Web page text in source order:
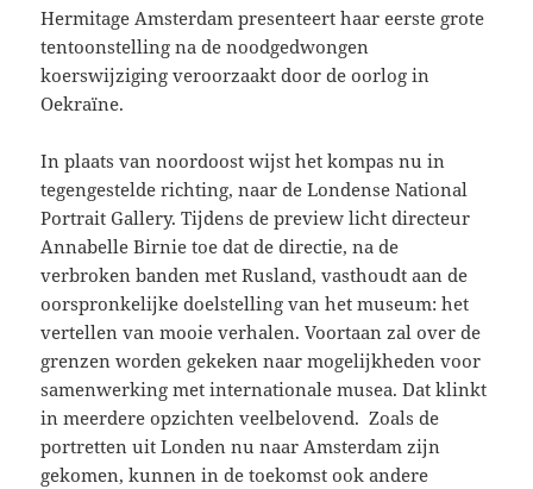
Hermitage Amsterdam presenteert haar eerste grote
tentoonstelling na de noodgedwongen
koerswijziging veroorzaakt door de oorlog in
Oekraïne.
In plaats van noordoost wijst het kompas nu in
tegengestelde richting, naar de Londense National
Portrait Gallery. Tijdens de preview licht directeur
Annabelle Birnie toe dat de directie, na de
verbroken banden met Rusland, vasthoudt aan de
oorspronkelijke doelstelling van het museum: het
vertellen van mooie verhalen. Voortaan zal over de
grenzen worden gekeken naar mogelijkheden voor
samenwerking met internationale musea. Dat klinkt
in meerdere opzichten veelbelovend. Zoals de
portretten uit Londen nu naar Amsterdam zijn
gekomen, kunnen in de toekomst ook andere